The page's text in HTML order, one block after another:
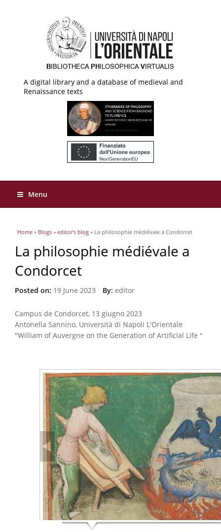
A digital library and a database of medieval and
Renaissance texts
Menu
You are here
Home » Blogs » editor's blog » La philosophie médiévale a Condorcet
La philosophie médiévale a
Condorcet
Posted on: 19 June 2023 By: editor
Campus de Condorcet, 13 giugno 2023
Antonella Sannino, Università di Napoli L'Orientale
"William of Auvergne on the Generation of Artificial Life "